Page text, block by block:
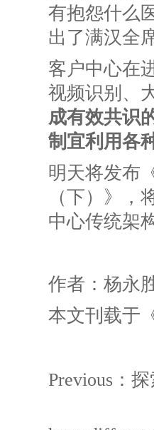
有抱怨什么
出了满汉全
客户中心在
视频识别、
成有效共识
制宜利用各
明天将发布
（下）》
中心传统架
作者：杨永
本文刊载于
Previous： 探